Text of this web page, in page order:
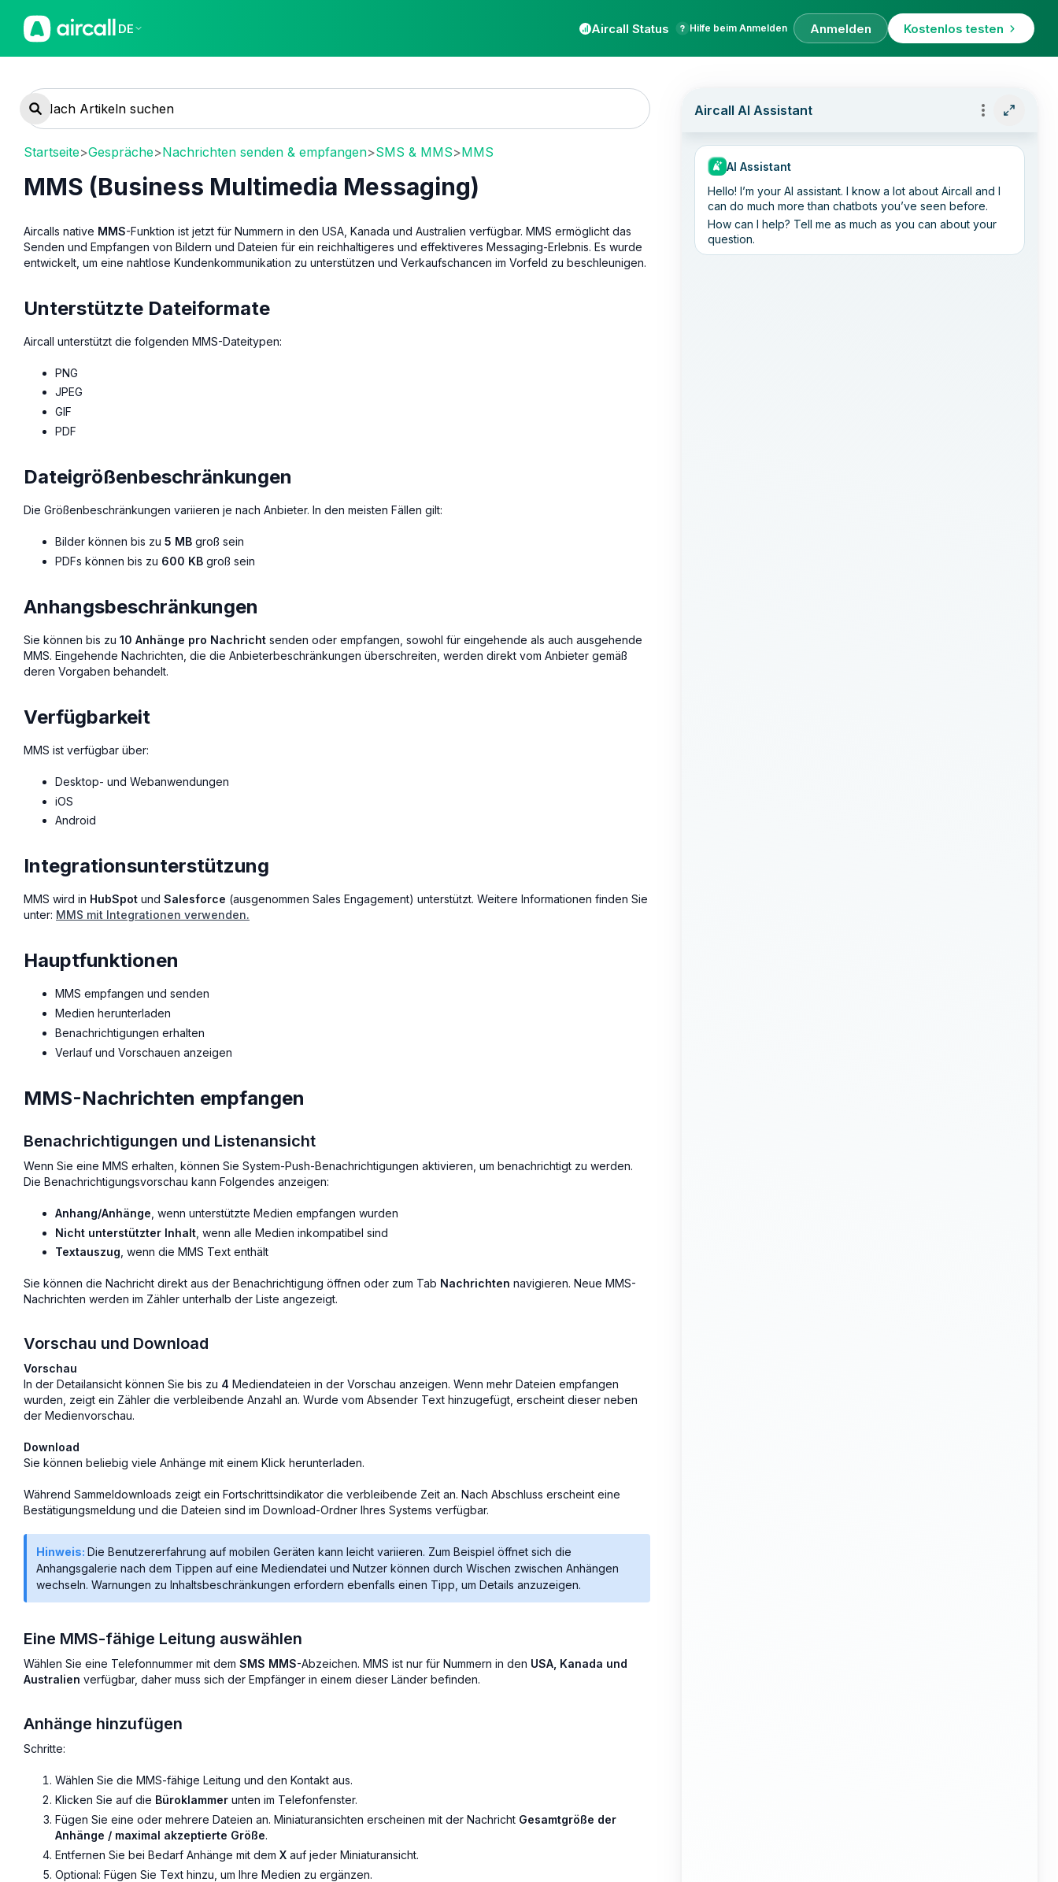
DE Aircall Status Hilfe beim Anmelden Anmelden Kostenlos testen
Startseite>Gespräche>Nachrichten senden & empfangen>SMS & MMS>MMS
MMS (Business Multimedia Messaging)
Aircalls native MMS-Funktion ist jetzt für Nummern in den USA, Kanada und Australien verfügbar. MMS ermöglicht das
Senden und Empfangen von Bildern und Dateien für ein reichhaltigeres und effektiveres Messaging-Erlebnis. Es wurde
entwickelt, um eine nahtlose Kundenkommunikation zu unterstützen und Verkaufschancen im Vorfeld zu beschleunigen.
Unterstützte Dateiformate
Aircall unterstützt die folgenden MMS-Dateitypen:
PNG
JPEG
GIF
PDF
Dateigrößenbeschränkungen
Die Größenbeschränkungen variieren je nach Anbieter. In den meisten Fällen gilt:
Bilder können bis zu 5 MB groß sein
PDFs können bis zu 600 KB groß sein
Anhangsbeschränkungen
Sie können bis zu 10 Anhänge pro Nachricht senden oder empfangen, sowohl für eingehende als auch ausgehende
MMS. Eingehende Nachrichten, die die Anbieterbeschränkungen überschreiten, werden direkt vom Anbieter gemäß
deren Vorgaben behandelt.
Verfügbarkeit
MMS ist verfügbar über:
Desktop- und Webanwendungen
iOS
Android
Integrationsunterstützung
MMS wird in HubSpot und Salesforce (ausgenommen Sales Engagement) unterstützt. Weitere Informationen finden Sie
unter: MMS mit Integrationen verwenden.
Hauptfunktionen
MMS empfangen und senden
Medien herunterladen
Benachrichtigungen erhalten
Verlauf und Vorschauen anzeigen
MMS-Nachrichten empfangen
Benachrichtigungen und Listenansicht
Wenn Sie eine MMS erhalten, können Sie System-Push-Benachrichtigungen aktivieren, um benachrichtigt zu werden.
Die Benachrichtigungsvorschau kann Folgendes anzeigen:
Anhang/Anhänge , wenn unterstützte Medien empfangen wurden
Nicht unterstützter Inhalt , wenn alle Medien inkompatibel sind
Textauszug , wenn die MMS Text enthält
Sie können die Nachricht direkt aus der Benachrichtigung öffnen oder zum Tab Nachrichten navigieren. Neue MMS-
Nachrichten werden im Zähler unterhalb der Liste angezeigt.
Vorschau und Download
Vorschau
In der Detailansicht können Sie bis zu 4 Mediendateien in der Vorschau anzeigen. Wenn mehr Dateien empfangen
wurden, zeigt ein Zähler die verbleibende Anzahl an. Wurde vom Absender Text hinzugefügt, erscheint dieser neben
der Medienvorschau.
Download
Sie können beliebig viele Anhänge mit einem Klick herunterladen.
Während Sammeldownloads zeigt ein Fortschrittsindikator die verbleibende Zeit an. Nach Abschluss erscheint eine
Bestätigungsmeldung und die Dateien sind im Download-Ordner Ihres Systems verfügbar.
Hinweis: Die Benutzererfahrung auf mobilen Geräten kann leicht variieren. Zum Beispiel öffnet sich die
Anhangsgalerie nach dem Tippen auf eine Mediendatei und Nutzer können durch Wischen zwischen Anhängen
wechseln. Warnungen zu Inhaltsbeschränkungen erfordern ebenfalls einen Tipp, um Details anzuzeigen.
Eine MMS-fähige Leitung auswählen
Wählen Sie eine Telefonnummer mit dem SMS MMS-Abzeichen. MMS ist nur für Nummern in den USA, Kanada und
Australien verfügbar, daher muss sich der Empfänger in einem dieser Länder befinden.
Anhänge hinzufügen
Schritte:
Wählen Sie die MMS-fähige Leitung und den Kontakt aus.
Klicken Sie auf die Büroklammer unten im Telefonfenster.
Fügen Sie eine oder mehrere Dateien an. Miniaturansichten erscheinen mit der Nachricht Gesamtgröße der
Anhänge / maximal akzeptierte Größe.
Entfernen Sie bei Bedarf Anhänge mit dem X auf jeder Miniaturansicht.
Optional: Fügen Sie Text hinzu, um Ihre Medien zu ergänzen.